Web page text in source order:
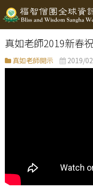
真如老師2019新春
真如老師開示 2019/